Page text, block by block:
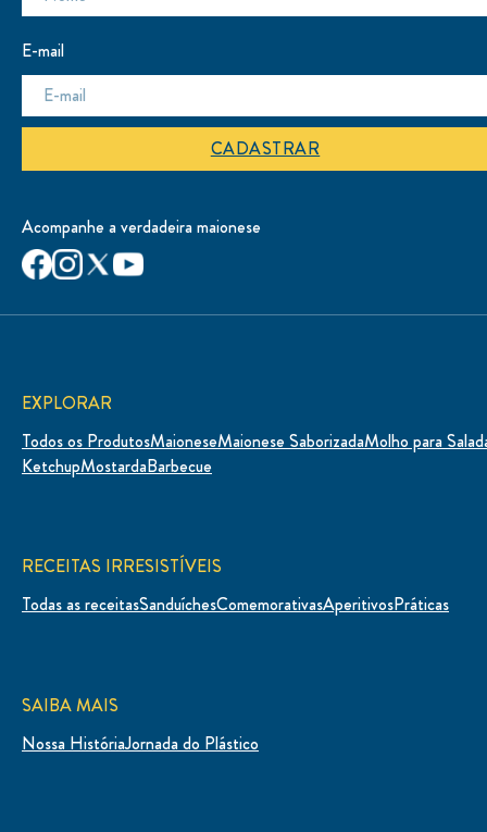
E-mail
CADASTRAR
Acompanhe a verdadeira maionese
EXPLORAR
Todos os ProdutosMaioneseMaionese SaborizadaMolho para
KetchupMostardaBarbecue
RECEITAS IRRESISTÍVEIS
Todas as receitasSanduíchesComemorativasAperitivosPráticas
SAIBA MAIS
Nossa HistóriaJornada do Plástico